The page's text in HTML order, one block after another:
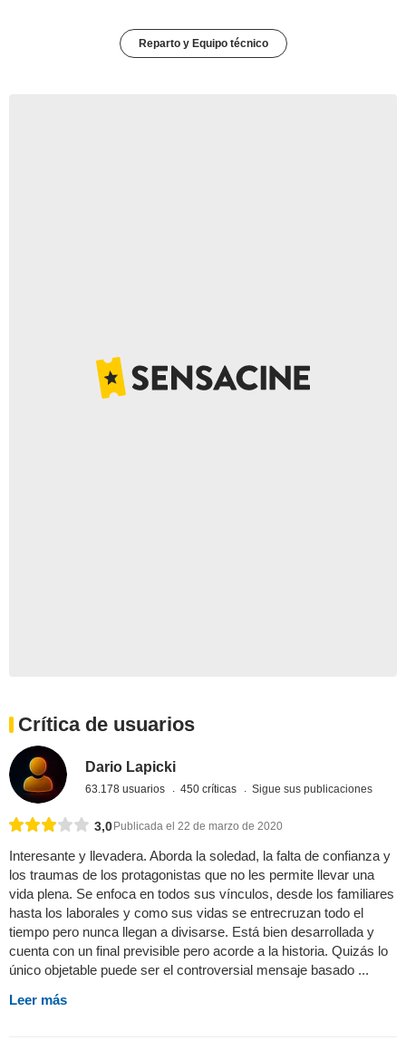
Reparto y Equipo técnico
Crítica de usuarios
Dario Lapicki
63.178 usuarios 450 críticas Sigue sus publicaciones
3,0 Publicada el 22 de marzo de 2020
Interesante y llevadera. Aborda la soledad, la falta de confianza y
los traumas de los protagonistas que no les permite llevar una
vida plena. Se enfoca en todos sus vínculos, desde los familiares
hasta los laborales y como sus vidas se entrecruzan todo el
tiempo pero nunca llegan a divisarse. Está bien desarrollada y
cuenta con un final previsible pero acorde a la historia. Quizás lo
único objetable puede ser el controversial mensaje basado ...
Leer más